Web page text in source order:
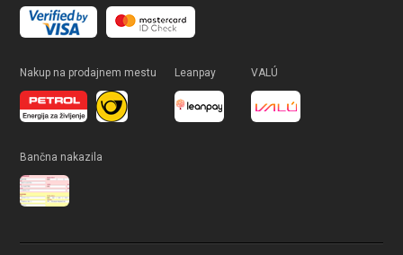
Nakup na prodajnem mestu Leanpay VALÚ
Bančna nakazila